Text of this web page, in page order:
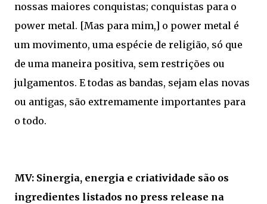
nossas maiores conquistas; conquistas para o
power metal. [Mas para mim,] o power metal é
um movimento, uma espécie de religião, só que
de uma maneira positiva, sem restrições ou
julgamentos. E todas as bandas, sejam elas novas
ou antigas, são extremamente importantes para
o todo.
MV: Sinergia, energia e criatividade são os
ingredientes listados no press release na